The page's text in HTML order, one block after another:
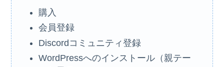
購入
会員登録
Discordコミュニティ登録
WordPressへのインストール（親テー